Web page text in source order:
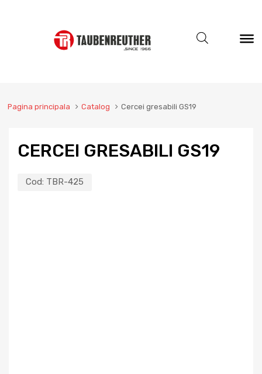
Pagina principala Catalog Cercei gresabili GS19
CERCEI GRESABILI GS19
Cod: TBR-425